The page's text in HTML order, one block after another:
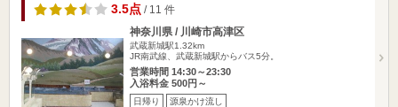
3.5点 / 11 件
神奈川県 / 川崎市高津区
武蔵新城駅1.32km
JR南武線、武蔵新城駅からバス5分。
営業時間 14:30～23:30
入浴料金 500円～
日帰り 源泉かけ流し